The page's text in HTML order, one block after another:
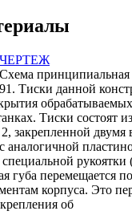
ЧЕРТЕЖ
принципиальная
Тиски данной
Тиски состоят
закрепленной двумя
аналогичной
рукоятки
губа перемещается
корпуса. Это
об